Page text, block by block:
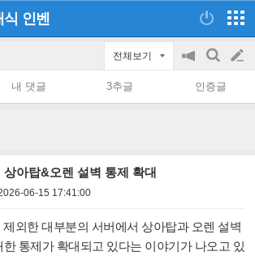
식 인벤
전체보기
공
on/off
검
색
글
쓰
내 댓글 3추글 인증글
상아탑&오렌 설벽 통제 확대
06-15 17:41:00
외한 대부분의 서버에서 상아탑과 오렌 설벽
통제가 확대되고 있다는 이야기가 나오고 있